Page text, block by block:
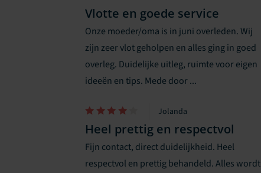
Vlotte en goede service
Onze moeder/oma is in juni overleden. Wij
zijn zeer vlot geholpen en alles ging in goed
overleg. Duidelijke uitleg, ruimte voor eigen
ideeën en tips. Mede door ...
Jolanda
Heel prettig en respectvol
Fijn contact, direct duidelijkheid. Heel
respectvol en prettig behandeld. Alles wordt